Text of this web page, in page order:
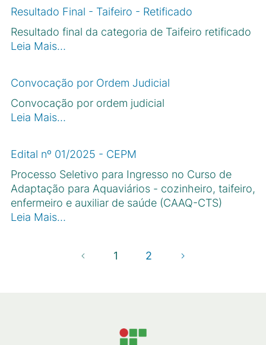
Resultado Final - Taifeiro - Retificado
Resultado final da categoria de Taifeiro retificado
Leia Mais…
Convocação por Ordem Judicial
Convocação por ordem judicial
Leia Mais…
Edital nº 01/2025 - CEPM
Processo Seletivo para Ingresso no Curso de
Adaptação para Aquaviários - cozinheiro, taifeiro,
enfermeiro e auxiliar de saúde (CAAQ-CTS)
Leia Mais…
1 2